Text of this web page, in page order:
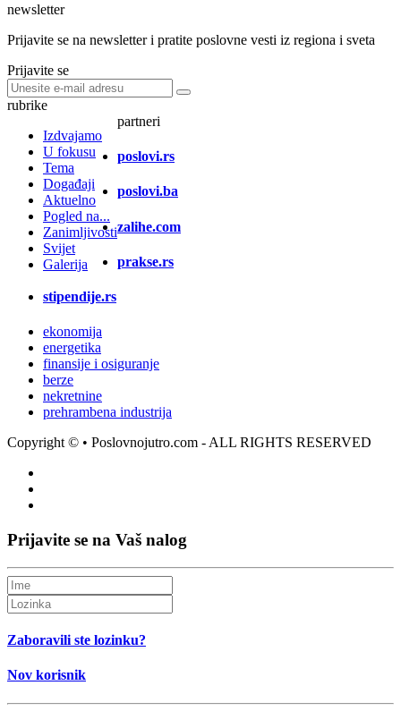
newsletter
Prijavite se na newsletter i pratite poslovne vesti iz regiona i sveta
Prijavite se
rubrike
Izdvajamo
U fokusu
Tema
Događaji
Aktuelno
Pogled na...
Zanimljivosti
Svijet
Galerija
partneri
poslovi.rs
poslovi.ba
zalihe.com
prakse.rs
stipendije.rs
ekonomija
energetika
finansije i osiguranje
berze
nekretnine
prehrambena industrija
Copyright © • Poslovnojutro.com - ALL RIGHTS RESERVED
Prijavite se na Vaš nalog
Zaboravili ste lozinku?
Nov korisnik